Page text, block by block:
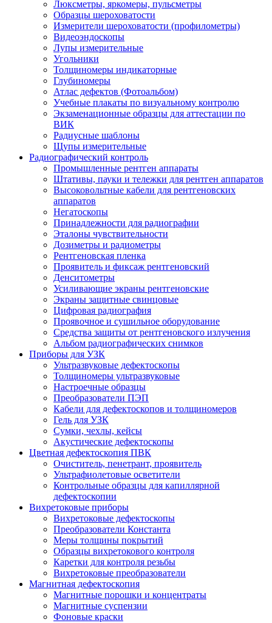
Люксметры, яркомеры, пульсметры
Образцы шероховатости
Измерители шероховатости (профилометры)
Видеоэндоскопы
Лупы измерительные
Угольники
Толщиномеры индикаторные
Глубиномеры
Атлас дефектов (Фотоальбом)
Учебные плакаты по визуальному контролю
Экзаменационные образцы для аттестации по
ВИК
Радиусные шаблоны
Щупы измерительные
Радиографический контроль
Промышленные рентген аппараты
Штативы, пауки и тележки для рентген аппаратов
Высоковольтные кабели для рентгеновских
аппаратов
Негатоскопы
Принадлежности для радиографии
Эталоны чувствительности
Дозиметры и радиометры
Рентгеновская пленка
Проявитель и фиксаж рентгеновский
Денситометры
Усиливающие экраны рентгеновские
Экраны защитные свинцовые
Цифровая радиография
Проявочное и сушильное оборудование
Средства защиты от рентгеновского излучения
Альбом радиографических снимков
Приборы для УЗК
Ультразвуковые дефектоскопы
Толщиномеры ультразвуковые
Настроечные образцы
Преобразователи ПЭП
Кабели для дефектоскопов и толщиномеров
Гель для УЗК
Сумки, чехлы, кейсы
Акустические дефектоскопы
Цветная дефектоскопия ПВК
Очиститель, пенетрант, проявитель
Ультрафиолетовые осветители
Контрольные образцы для капиллярной
дефектоскопии
Вихретоковые приборы
Вихретоковые дефектоскопы
Преобразователи Константа
Меры толщины покрытий
Образцы вихретокового контроля
Каретки для контроля резьбы
Вихретоковые преобразователи
Магнитная дефектоскопия
Магнитные порошки и концентраты
Магнитные суспензии
Фоновые краски